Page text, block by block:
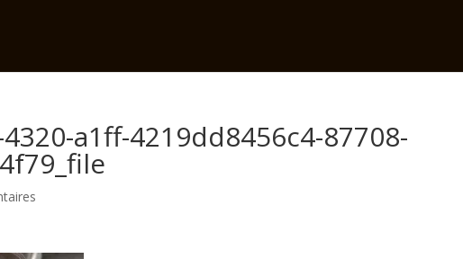
a1ff-4219dd8456c4-87708-